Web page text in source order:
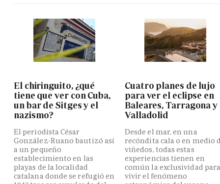
El chiringuito, ¿qué
tiene que ver con Cuba,
un bar de Sitges y el
nazismo?
El periodista César
González-Ruano bautizó así
a un pequeño
establecimiento en las
playas de la localidad
catalana donde se refugió en
Cuatro planes de lujo
para ver el eclipse en
Baleares, Tarragona y
Valladolid
Desde el mar, en una
recóndita cala o en medio
viñedos, todas estas
experiencias tienen en
común la exclusividad
vivir el fenómeno